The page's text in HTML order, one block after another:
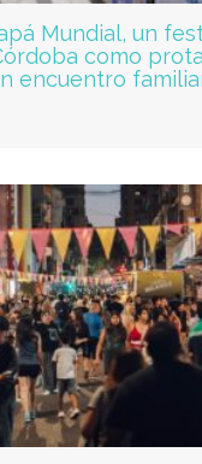
Mundial, un
como
encuentro